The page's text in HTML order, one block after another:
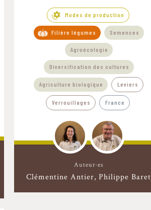
Modes de production
Filière légumes Semences
Agroécologie
Diversification des cultures
Agriculture biologique Leviers
Verrouillages France
Auteur·es
Clémentine Antier Philippe Baret